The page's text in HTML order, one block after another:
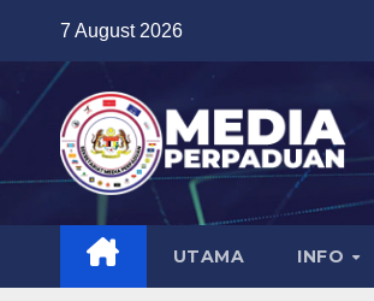
content
7 August 2026
UTAMA INFO